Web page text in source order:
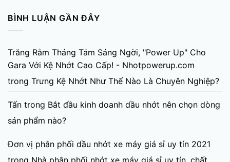
BÌNH LUẬN GẦN ĐÂY
Trăng Rằm Tháng Tám Sáng Ngời, "Power Up" Cho
Gara Với Kệ Nhớt Cao Cấp! - Nhotpowerup.com
trong Trưng Kệ Nhớt Như Thế Nào Là Chuyên Nghiệp?
Tấn trong Bắt đầu kinh doanh dầu nhớt nên chọn dòng
sản phẩm nào?
Đơn vị phân phối dầu nhớt xe máy giá sỉ uy tín 2021